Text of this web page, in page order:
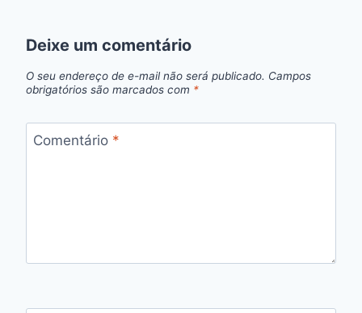
Deixe um comentário
O seu endereço de e-mail não será publicado. Campos
obrigatórios são marcados com *
Comentário *